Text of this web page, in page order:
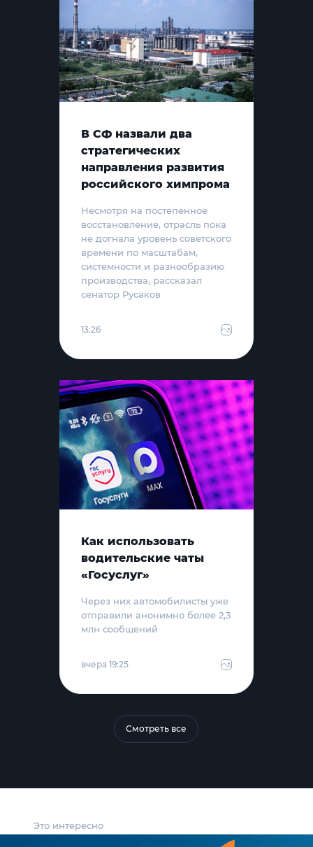
Это интересно
В СФ назвали два
стратегических
направления развития
российского химпрома
Несмотря на постепенное
восстановление, отрасль пока
не догнала уровень советского
времени по масштабам,
системности и разнообразию
производства, рассказал
сенатор Русаков
13:26
Как использовать
водительские чаты
«Госуслуг»
Через них автомобилисты уже
отправили анонимно более 2,3
млн сообщений
вчера 19:25
Смотреть все